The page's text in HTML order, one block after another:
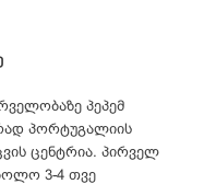
პეპემ
პორტუგალიის
ცენტრია. პირველ
3-4 თვე